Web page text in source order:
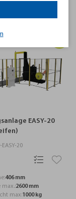
EASY-20
20
406 mm
max.:2600 mm
max:1000 kg